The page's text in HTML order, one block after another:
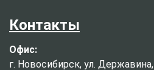
Контакты
Офис:
г. Новосибирск, ул. Державина,